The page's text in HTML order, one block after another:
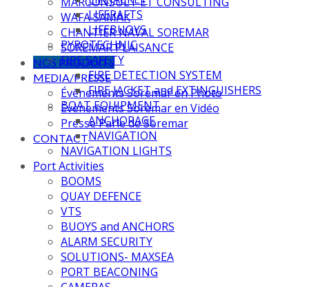
WAFA SAMAK
CHANTIER NAVAL SOREMAR
SOREMAR PLAISANCE
NOS PRODUITS
MEDIA/PRESSE
Évènements Soremar en Photo
Évènements Soremar en Vidéo
Presse Parle de Soremar
CONTACT
LIFERAFTS
LIFEBUOYS
PYROTECHNIC
FIRE SAFETY
FIRE DETECTION SYSTEM
FIRE JACKET and EXTINGUISHERS
BOAT EQUIPMENT
ANCHORAGE
NAVIGATION
NAVIGATION LIGHTS
Port Activities
BOOMS
QUAY DEFENCE
VTS
BUOYS and ANCHORS
ALARM SECURITY
SOLUTIONS- MAXSEA
PORT BEACONING